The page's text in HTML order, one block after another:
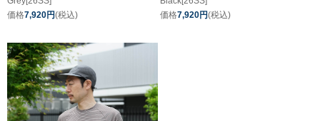
価格7,920円(税込)
価格7,920円(税込)